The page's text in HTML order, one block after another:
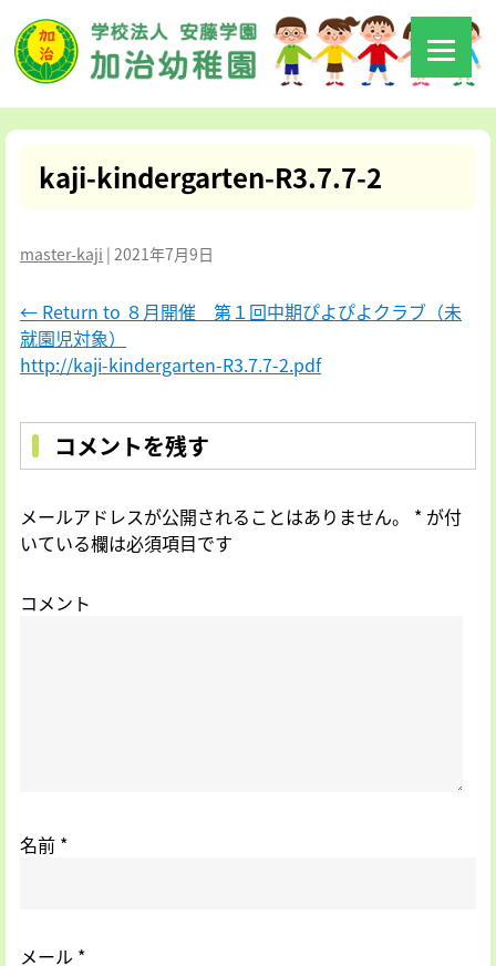
kaji-kindergarten-R3.7.7-2
master-kaji |2021年7月9日
← Return to ８月開催 第１回中期ぴよぴよクラブ（未
就園児対象）
http://kaji-kindergarten-R3.7.7-2.pdf
コメントを残す
メールアドレスが公開されることはありません。 * が付
いている欄は必須項目です
コメント
名前 *
メール *